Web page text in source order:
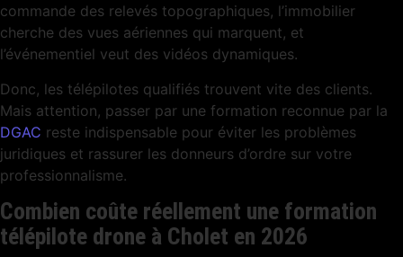
commande des relevés topographiques, l’immobilier
cherche des vues aériennes qui marquent, et
l’événementiel veut des vidéos dynamiques.
Donc, les télépilotes qualifiés trouvent vite des clients.
Mais attention, passer par une formation reconnue par la
DGAC reste indispensable pour éviter les problèmes
juridiques et rassurer les donneurs d’ordre sur votre
professionnalisme.
Combien coûte réellement une formation
télépilote drone à Cholet en 2026